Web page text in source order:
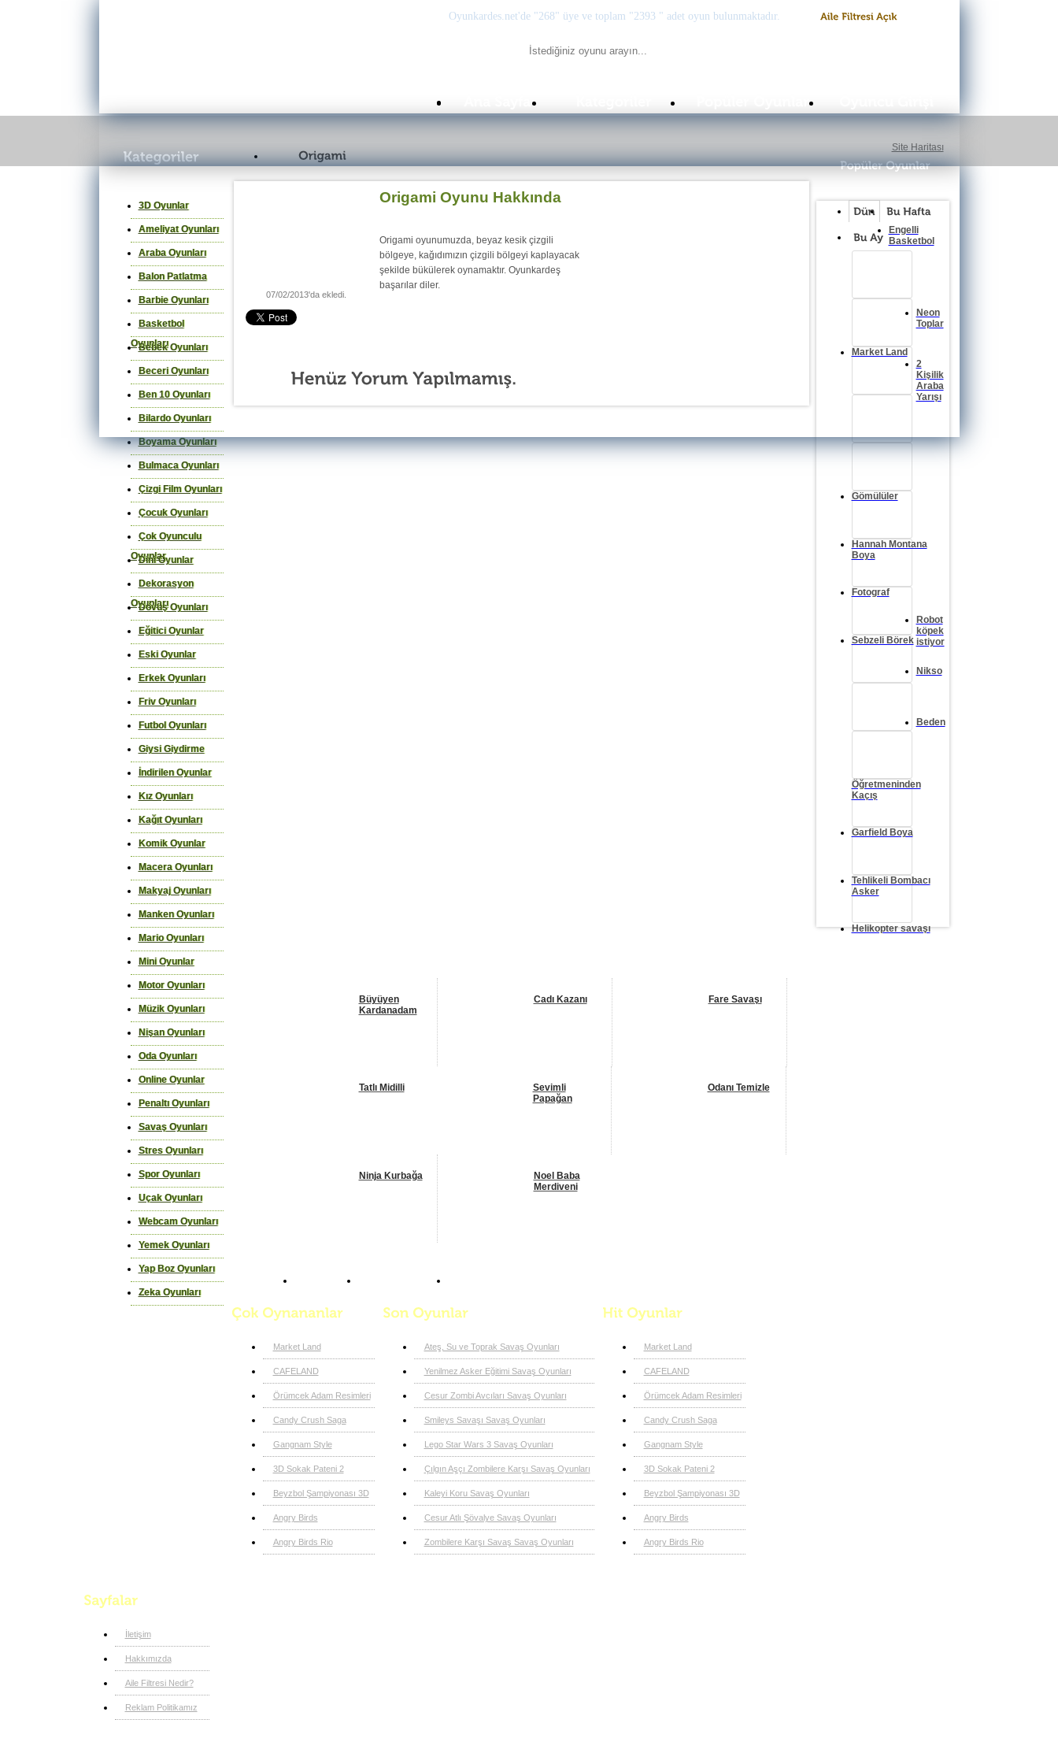
Oyunkardes.net'de "268" üye ve toplam "2393 " adet oyun bulunmaktadır.
3D Oyunlar
Ameliyat Oyunları
Araba Oyunları
Balon Patlatma
Barbie Oyunları
Basketbol
Oyunları
Bebek Oyunları
Beceri Oyunları
Ben 10 Oyunları
Bilardo Oyunları
Boyama Oyunları
Bulmaca Oyunları
Çizgi Film Oyunları
Çocuk Oyunları
Çok Oyunculu
Oyunlar
Dini Oyunlar
Dekorasyon
Oyunları
Dövüş Oyunları
Eğitici Oyunlar
Eski Oyunlar
Erkek Oyunları
Friv Oyunları
Futbol Oyunları
Giysi Giydirme
İndirilen Oyunlar
Kız Oyunları
Kağıt Oyunları
Komik Oyunlar
Macera Oyunları
Makyaj Oyunları
Manken Oyunları
Mario Oyunları
Mini Oyunlar
Motor Oyunları
Müzik Oyunları
Nişan Oyunları
Oda Oyunları
Online Oyunlar
Penaltı Oyunları
Savaş Oyunları
Stres Oyunları
Spor Oyunları
Uçak Oyunları
Webcam Oyunları
Yemek Oyunları
Yap Boz Oyunları
Zeka Oyunları
07/02/2013'da ekledi.
Origami Oyunu Hakkında
Origami oyunumuzda, beyaz kesik çizgili
bölgeye, kağıdımızın çizgili bölgeyi kaplayacak
şekilde bükülerek oynamaktır. Oyunkardeş
başarılar diler.
Engelli
Basketbol
Market Land
Neon
Toplar
2
Kişilik
Araba
Yarışı
Gömülüler
Hannah Montana
Boya
Fotograf
Sebzeli Börek
Robot
köpek
istiyor
Nikso
Beden
Öğretmeninden
Kaçış
Garfield Boya
Tehlikeli Bombacı
Asker
Helikopter savaşı
Büyüyen
Kardanadam
Cadı Kazanı Fare Savaşı
Tatlı Midilli
Sevimli
Papağan
Odanı Temizle
Ninja Kurbağa
Noel Baba
Merdiveni
Site Haritası
Market Land
CAFELAND
Örümcek Adam Resimleri
Candy Crush Saga
Gangnam Style
3D Sokak Pateni 2
Beyzbol Şampiyonası 3D
Angry Birds
Angry Birds Rio
Ateş, Su ve Toprak Savaş Oyunları
Yenilmez Asker Eğitimi Savaş Oyunları
Cesur Zombi Avcıları Savaş Oyunları
Smileys Savaşı Savaş Oyunları
Lego Star Wars 3 Savaş Oyunları
Çılgın Aşçı Zombilere Karşı Savaş Oyunları
Kaleyi Koru Savaş Oyunları
Cesur Atlı Şövalye Savaş Oyunları
Zombilere Karşı Savaş Savaş Oyunları
Market Land
CAFELAND
Örümcek Adam Resimleri
Candy Crush Saga
Gangnam Style
3D Sokak Pateni 2
Beyzbol Şampiyonası 3D
Angry Birds
Angry Birds Rio
İletişim
Hakkımızda
Aile Filtresi Nedir?
Reklam Politikamız